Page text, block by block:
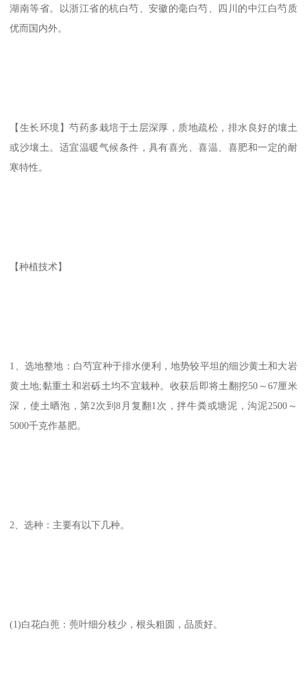
湖南等省。以浙江省的杭白芍、安徽的毫白芍、四川的中江白芍质
优而国内外。
【生长环境】芍药多栽培于土层深厚，质地疏松，排水良好的壤土
或沙壤土。适宜温暖气候条件，具有喜光、喜温、喜肥和一定的耐
寒特性。
【种植技术】
1、选地整地：白芍宜种于排水便利，地势较平坦的细沙黄土和大岩
黄土地;黏重土和岩砾土均不宜栽种。收获后即将土翻挖50～67厘米
深，使土晒泡，第2次到8月复翻1次，拌牛粪或塘泥，沟泥2500～
5000千克作基肥。
2、选种：主要有以下几种。
(1)白花白蔸：蔸叶细分枝少，根头粗圆，品质好。